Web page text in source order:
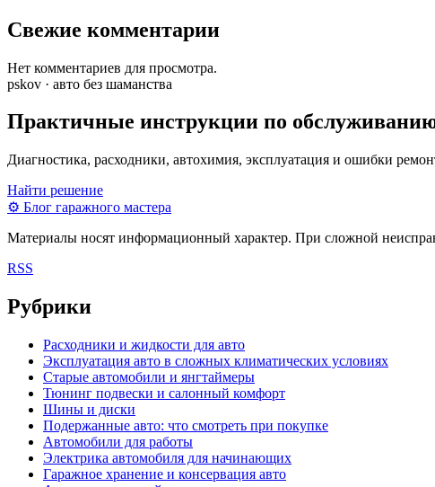
Свежие комментарии
Нет комментариев для просмотра.
pskov · авто без шаманства
Практичные инструкции по
Диагностика, расходники, автохимия, эксплуатация и ошибки
Найти решение
⚙ Блог гаражного мастера
Материалы носят информационный характер. При сложной
RSS
Рубрики
Расходники и жидкости для авто
Эксплуатация авто в сложных климатических условиях
Старые автомобили и янгтаймеры
Тюнинг подвески и салонный комфорт
Шины и диски
Подержанные авто: что смотреть при покупке
Автомобили для работы
Электрика автомобиля для начинающих
Гаражное хранение и консервация авто